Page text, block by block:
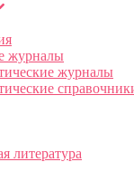
журналы
журналы
литература